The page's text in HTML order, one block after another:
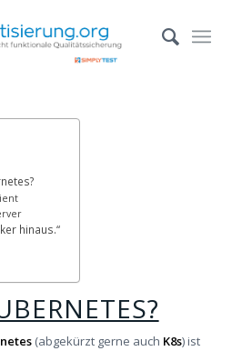
hinaus.“
(abgekürzt gerne auch K8s) ist